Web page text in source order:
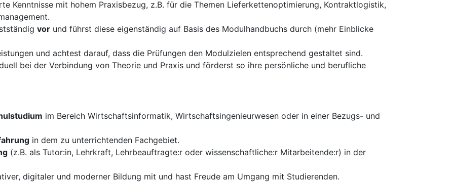
Kenntnisse mit hohem Praxisbezug, z.B. für die Themen Lieferkettenoptimierung, Kontraktlogistik,
vor und führst diese eigenständig auf Basis des Modulhandbuchs durch (mehr Einblicke
und achtest darauf, dass die Prüfungen den Modulzielen entsprechend gestaltet sind.
bei der Verbindung von Theorie und Praxis und förderst so ihre persönliche und berufliche
im Bereich Wirtschaftsinformatik, Wirtschaftsingenieurwesen oder in einer Bezugs- und
in dem zu unterrichtenden Fachgebiet.
(z.B. als Tutor:in, Lehrkraft, Lehrbeauftragte:r oder wissenschaftliche:r Mitarbeitende:r) in der
digitaler und moderner Bildung mit und hast Freude am Umgang mit Studierenden.